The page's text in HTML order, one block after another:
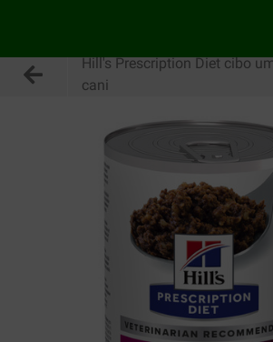
Hill's Prescription Diet cibo
cani